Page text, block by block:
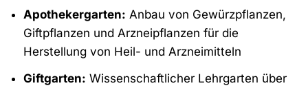
Apothekergarten: Anbau von Gewürzpflanzen,
Giftpflanzen und Arzneipflanzen für die
Herstellung von Heil- und Arzneimitteln
Giftgarten: Wissenschaftlicher Lehrgarten über